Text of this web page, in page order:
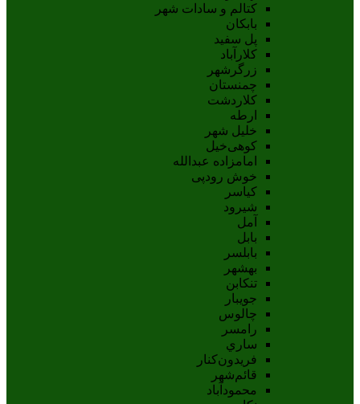
کتالم و سادات شهر
بابکان
پل سفید
کلارآباد
زرگرشهر
چمنستان
کلاردشت
ارطه
خلیل شهر
کوهی‌خیل
امامزاده عبدالله
خوش رودپی
کیاسر
شیرود
آمل
بابل
بابلسر
بهشهر
تنکابن
جويبار
چالوس
رامسر
ساري
فريدون‌کنار
قائم‌شهر
محمودآباد